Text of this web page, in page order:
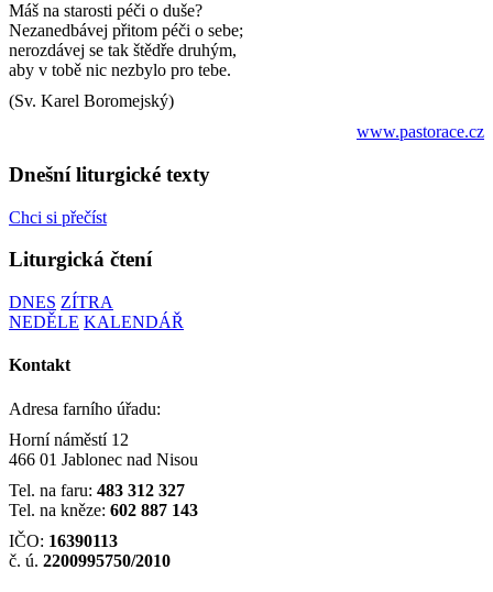
Máš na starosti péči o duše?
Nezanedbávej přitom péči o sebe;
nerozdávej se tak štědře druhým,
aby v tobě nic nezbylo pro tebe.
(Sv. Karel Boromejský)
www.pastorace.cz
Dnešní liturgické texty
Chci si přečíst
Liturgická čtení
DNES ZÍTRA
NEDĚLE KALENDÁŘ
Kontakt
Adresa farního úřadu:
Horní náměstí 12
466 01 Jablonec nad Nisou
Tel. na faru: 483 312 327
Tel. na kněze: 602 887 143
IČO: 16390113
č. ú. 2200995750/2010